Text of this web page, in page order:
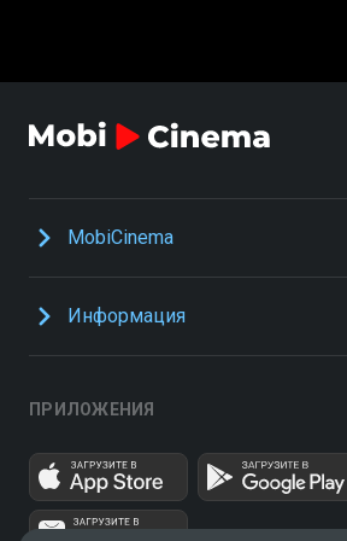
MobiCinema
Информация
ПРИЛОЖЕНИЯ